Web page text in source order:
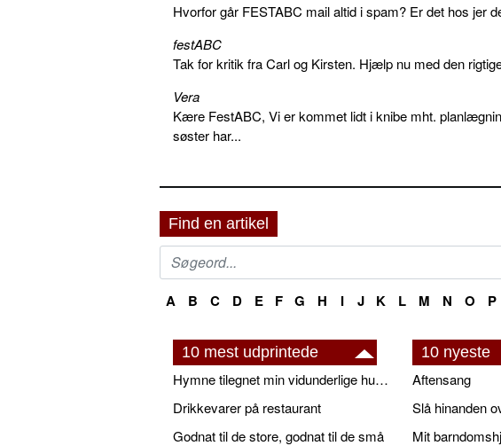
Hvorfor går FESTABC mail altid i spam? Er det hos jer
festABC
Tak for kritik fra Carl og Kirsten. Hjælp nu med den
Vera
Kære FestABC, Vi er kommet lidt i knibe mht.
søster har...
Find en artikel
A B C D E F G H I J K L M N O P
10 mest udprintede
Hymne tilegnet min vidunderlige husbond
Drikkevarer på restaurant
Godnat til de store, godnat til de små
10 nyeste
Aftensang
Slå hinanden
Mit